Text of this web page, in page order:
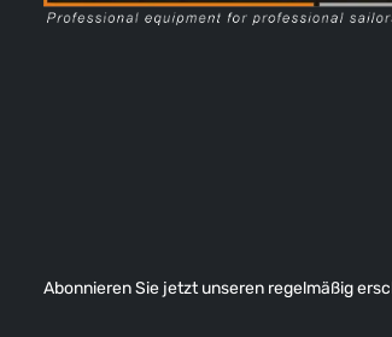
Abonnieren Sie jetzt unseren regelmäßig